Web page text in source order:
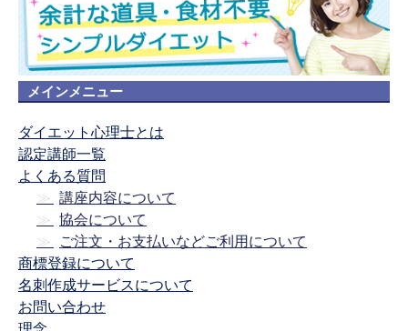
メインメニュー
ダイエット心理士とは
認定講師一覧
よくある質問
講座内容について
協会について
ご注文・お支払いなどご利用について
商標登録について
名刺作成サービスについて
お問い合わせ